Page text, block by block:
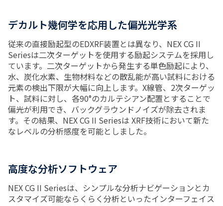
デカルト幾何学を応用した偏光光学系
従来の直接励起型のEDXRF装置とは異なり、NEX CG II
Seriesは二次ターゲットを使用する励起システムを採用し
ています。二次ターゲットから発生する単色励起により、
水、炭化水素、生物材料などの散乱能が高い試料における
元素の検出下限が大幅に向上します。X線管、2次ターゲッ
ト、試料に対し、各90°のカルテシアン配置とすることで
偏光が利用でき、バックグラウンドノイズが除去されま
す。その結果、NEX CG II Seriesは XRF技術において新た
なレベルの分析感度を可能としました。
高度な分析ソフトウェア
NEX CG II Seriesは、シンプルな分析ナビゲーションとカ
スタマイズ可能ならくらく分析といったインターフェイス